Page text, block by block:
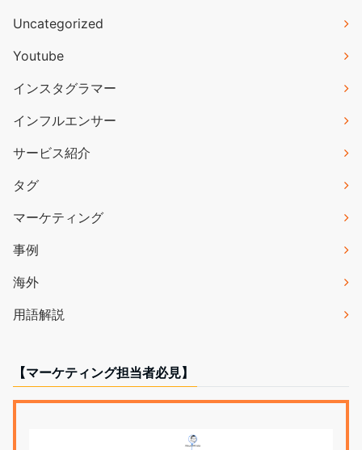
Uncategorized
Youtube
インスタグラマー
インフルエンサー
サービス紹介
タグ
マーケティング
事例
海外
用語解説
【マーケティング担当者必見】